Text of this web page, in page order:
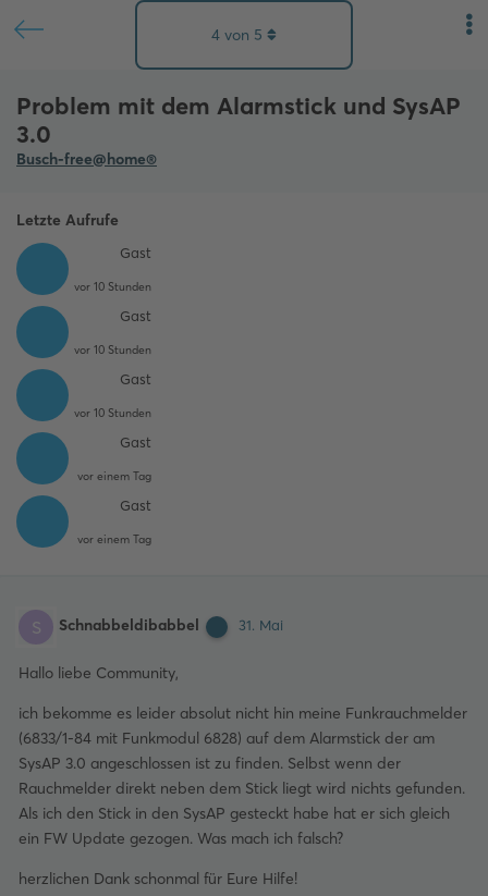
Busch-free@home®
Problem mit dem Alarmstick und SysAP
3.0
Letzte Aufrufe
Gast
vor 10 Stunden
Gast
vor 10 Stunden
Gast
vor 10 Stunden
Gast
vor einem Tag
Gast
vor einem Tag
4 von 5
S Schnabbeldibabbel 31. Mai
Hallo liebe Community,
ich bekomme es leider absolut nicht hin meine Funkrauchmelder
(6833/1-84 mit Funkmodul 6828) auf dem Alarmstick der am
SysAP 3.0 angeschlossen ist zu finden. Selbst wenn der
Rauchmelder direkt neben dem Stick liegt wird nichts gefunden.
Als ich den Stick in den SysAP gesteckt habe hat er sich gleich
ein FW Update gezogen. Was mach ich falsch?
herzlichen Dank schonmal für Eure Hilfe!